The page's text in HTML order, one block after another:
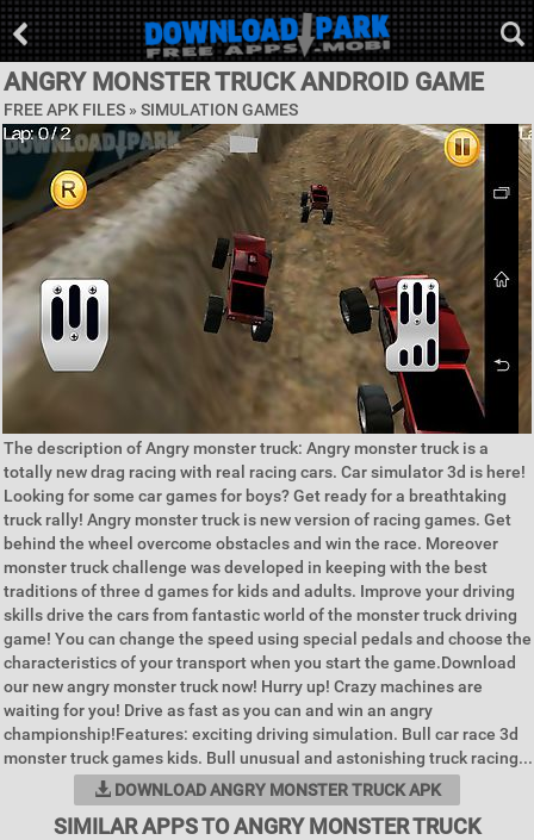
ANGRY MONSTER TRUCK ANDROID GAME
FREE APK FILES » SIMULATION GAMES
The description of Angry monster truck: Angry monster truck is a
totally new drag racing with real racing cars. Car simulator 3d is here!
Looking for some car games for boys? Get ready for a breathtaking
truck rally! Angry monster truck is new version of racing games. Get
behind the wheel overcome obstacles and win the race. Moreover
monster truck challenge was developed in keeping with the best
traditions of three d games for kids and adults. Improve your driving
skills drive the cars from fantastic world of the monster truck driving
game! You can change the speed using special pedals and choose the
characteristics of your transport when you start the game.Download
our new angry monster truck now! Hurry up! Crazy machines are
waiting for you! Drive as fast as you can and win an angry
championship!Features: exciting driving simulation. Bull car race 3d
monster truck games kids. Bull unusual and astonishing truck racing...
DOWNLOAD ANGRY MONSTER TRUCK APK
SIMILAR APPS TO ANGRY MONSTER TRUCK